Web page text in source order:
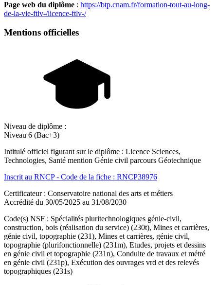
Page web du diplôme : https://btp.cnam.fr/formation-tout-au-long-
de-la-vie-ftlv-/licence-ftlv-/
Mentions officielles
Niveau de diplôme :
Niveau 6 (Bac+3)
Intitulé officiel figurant sur le diplôme : Licence Sciences,
Technologies, Santé mention Génie civil parcours Géotechnique
Inscrit au RNCP - Code de la fiche : RNCP38976
Certificateur : Conservatoire national des arts et métiers
Accrédité du 30/05/2025 au 31/08/2030
Code(s) NSF : Spécialités pluritechnologiques génie-civil,
construction, bois (réalisation du service) (230t), Mines et carrières,
génie civil, topographie (231), Mines et carrières, génie civil,
topographie (plurifonctionnelle) (231m), Etudes, projets et dessins
en génie civil et topographie (231n), Conduite de travaux et métré
en génie civil (231p), Exécution des ouvrages vrd et des relevés
topographiques (231s)